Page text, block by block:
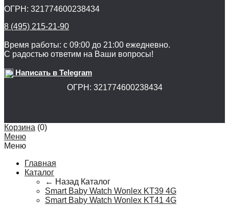
ОГРН: 321774600238434
8 (495) 215-21-90
Время работы: с 09:00 до 21:00 ежедневно.
С радостью ответим на Ваши вопросы!
Написать в Telegram
ОГРН: 321774600238434
Корзина (0)
Меню
Меню
Главная
Каталог
← Назад Каталог
Smart Baby Watch Wonlex KT39 4G
Smart Baby Watch Wonlex KT41 4G